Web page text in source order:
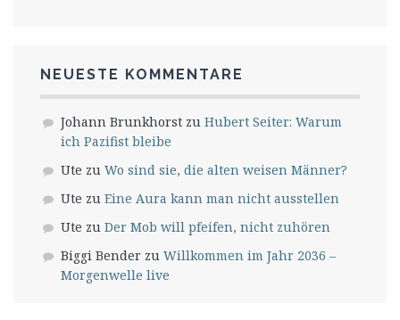
NEUESTE KOMMENTARE
Johann Brunkhorst zu Hubert Seiter: Warum
ich Pazifist bleibe
Ute zu Wo sind sie, die alten weisen Männer?
Ute zu Eine Aura kann man nicht ausstellen
Ute zu Der Mob will pfeifen, nicht zuhören
Biggi Bender zu Willkommen im Jahr 2036 –
Morgenwelle live